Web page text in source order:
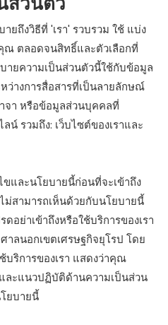
ยถึงวิธีที่ 'เรา' รวบรวม ใช้ แบ่ง
ตลอดจนสิทธิ์และตัวเลือกที่
ยความเป็นส่วนตัวนี้ใช้กับข้อมูล
างการสื่อสารที่เป็นลายลักษณ์
จา หรือข้อมูลส่วนบุคคลที่
น์ รวมถึง: เว็บไซต์ของเราและ
และนโยบายนี้ก่อนที่จะเข้าถึง
ม่สามารถเห็นด้วยกับนโยบายนี้
อย่าเข้าถึงหรือใช้บริการของเรา
ลนอกเขตเศรษฐกิจยุโรป โดย
ริการของเรา แสดงว่าคุณ
ละแนวปฏิบัติด้านความเป็นส่วน
ยบายนี้